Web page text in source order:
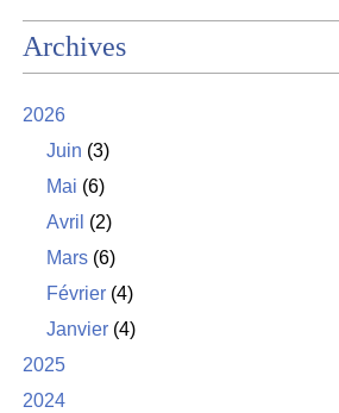
Archives
2026
Juin (3)
Mai (6)
Avril (2)
Mars (6)
Février (4)
Janvier (4)
2025
2024